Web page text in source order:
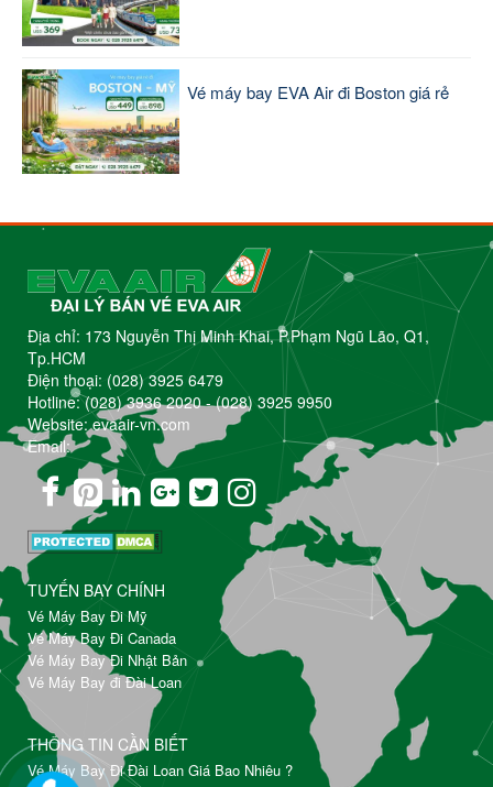
Vé máy bay EVA Air đi Boston giá rẻ
Địa chỉ: 173 Nguyễn Thị Minh Khai, P.Phạm Ngũ Lão, Q1,
Tp.HCM
Điện thoại: (028) 3925 6479
Hotline:(028) 3936 2020-(028) 3925 9950
Website: evaair-vn.com
Email:
TUYẾN BAY CHÍNH
Vé Máy Bay Đi Mỹ
Vé Máy Bay Đi Canada
Vé Máy Bay Đi Nhật Bản
Vé Máy Bay đi Đài Loan
THÔNG TIN CẦN BIẾT
Vé Máy Bay Đi Đài Loan Giá Bao Nhiêu ?